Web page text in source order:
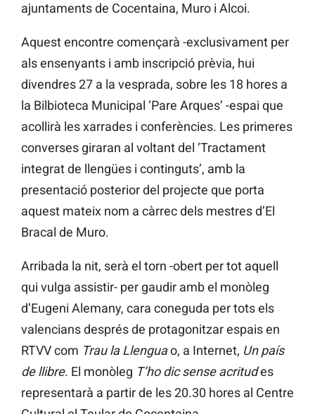
ajuntaments de Cocentaina, Muro i Alcoi.
Aquest encontre començarà -exclusivament per
als ensenyants i amb inscripció prèvia, hui
divendres 27 a la vesprada, sobre les 18 hores a
la Bilbioteca Municipal ‘Pare Arques’ -espai que
acollirà les xarrades i conferències. Les primeres
converses giraran al voltant del ‘Tractament
integrat de llengües i continguts’, amb la
presentació posterior del projecte que porta
aquest mateix nom a càrrec dels mestres d’El
Bracal de Muro.
Arribada la nit, serà el torn -obert per tot aquell
qui vulga assistir- per gaudir amb el monòleg
d’Eugeni Alemany, cara coneguda per tots els
valencians després de protagonitzar espais en
RTVV com Trau la Llenguao, a Internet, Un país
de llibre. El monòleg T’ho dic sense acritudes
representarà a partir de les 20.30 hores al Centre